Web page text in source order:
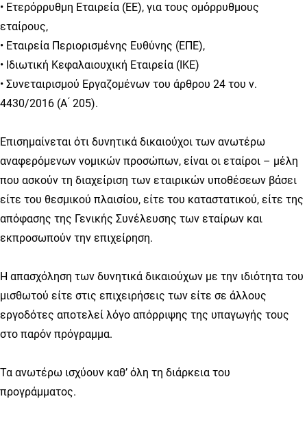
• Ετερόρρυθμη Εταιρεία (ΕΕ), για τους ομόρρυθμους
εταίρους,
• Εταιρεία Περιορισμένης Ευθύνης (ΕΠΕ),
• Ιδιωτική Κεφαλαιουχική Εταιρεία (ΙΚΕ)
• Συνεταιρισμού Εργαζομένων του άρθρου 24 του ν.
4430/2016 (Α ́ 205).
Επισημαίνεται ότι δυνητικά δικαιούχοι των ανωτέρω
αναφερόμενων νομικών προσώπων, είναι οι εταίροι – μέλη
που ασκούν τη διαχείριση των εταιρικών υποθέσεων βάσει
είτε του θεσμικού πλαισίου, είτε του καταστατικού, είτε της
απόφασης της Γενικής Συνέλευσης των εταίρων και
εκπροσωπούν την επιχείρηση.
Η απασχόληση των δυνητικά δικαιούχων με την ιδιότητα του
μισθωτού είτε στις επιχειρήσεις των είτε σε άλλους
εργοδότες αποτελεί λόγο απόρριψης της υπαγωγής τους
στο παρόν πρόγραμμα.
Τα ανωτέρω ισχύουν καθ’ όλη τη διάρκεια του
προγράμματος.